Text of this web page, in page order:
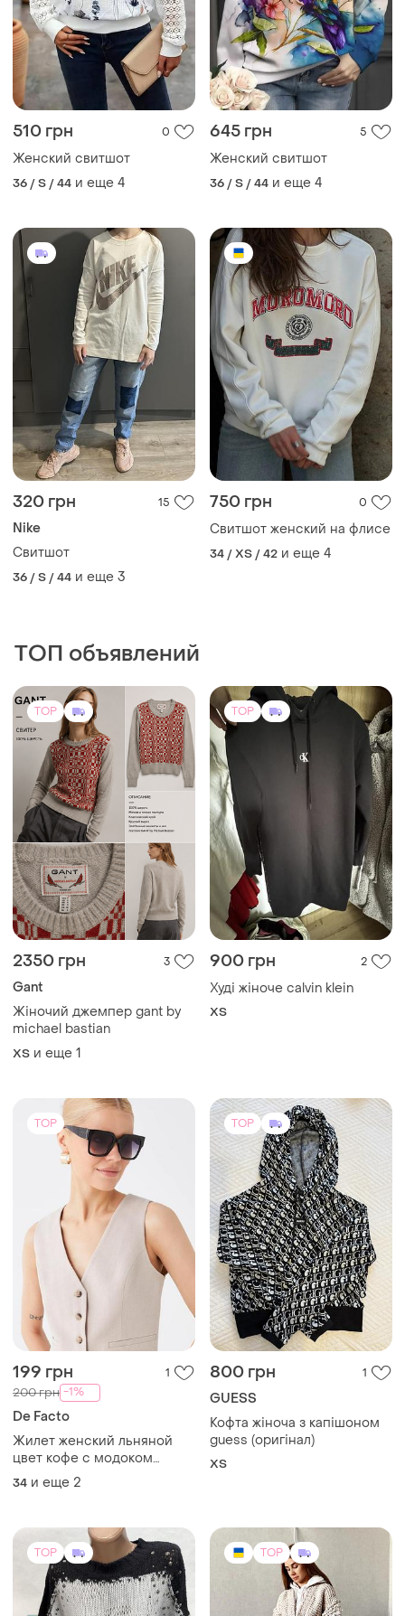
510 грн 0
Женский свитшот
36 / S / 44 и еще 4
645 грн 5
Женский свитшот
36 / S / 44 и еще 4
320 грн 15
Nike
Свитшот
36 / S / 44 и еще 3
750 грн 0
Свитшот женский на флисе
34 / XS / 42 и еще 4
ТОП объявлений
TOP
2350 грн 3
Gant
Жіночий джемпер gant by
michael bastian
ХS и еще 1
TOP
900 грн 2
Худі жіноче calvin klein
ХS
TOP
199 грн 1
200 грн -1%
De Facto
Жилет женский льняной
цвет кофе с модоком
defacto
34 и еще 2
TOP
800 грн 1
GUESS
Кофта жіноча з капішоном
guess (оригінал)
ХS
TOP TOP